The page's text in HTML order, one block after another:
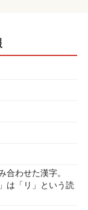
合わせた漢字。
は「リ」という読